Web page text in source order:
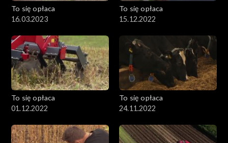
To się opłaca
16.03.2023
To się opłaca
15.12.2022
To się opłaca
01.12.2022
To się opłaca
24.11.2022